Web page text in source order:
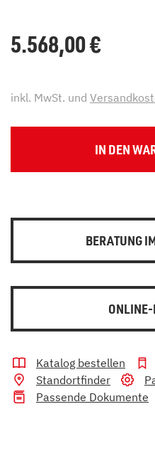
5.568,00€
inkl. MwSt. und
IN DEN
BERATUNG
Katalog bestellen
Standortfinder
Passende Dokumente